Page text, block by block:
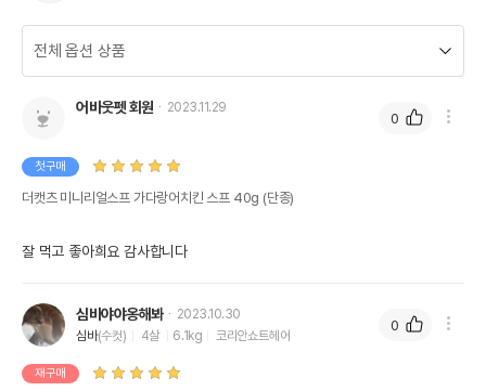
어바웃펫 회원 2023.11.29
첫구매
더캣츠 미니리얼스프 가다랑어치킨 스프 40g (단종)
잘 먹고 좋아희요 감사합니다
0
심바야야옹해봐
2023.10.30
심바(수컷) 4살 6.1kg 코리안쇼트헤어
재구매
0